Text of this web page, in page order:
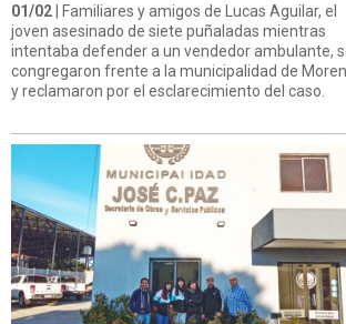
01/02 | Familiares y amigos de Lucas Aguilar, el
joven asesinado de siete puñaladas mientras
intentaba defender a un vendedor ambulante,
congregaron frente a la municipalidad de
y reclamaron por el esclarecimiento del caso.